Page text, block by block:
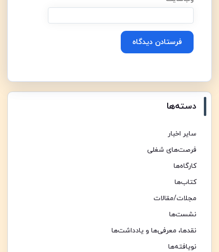
دسته‌ها
سایر اخبار
فرصت‌های شغلی
کارگاه‌ها
کتاب‌ها
مجلات/مقالات
نشست‌ها
نقدها،‌ معرفی‌ها و یادداشت‌ها
نویافته‌ها